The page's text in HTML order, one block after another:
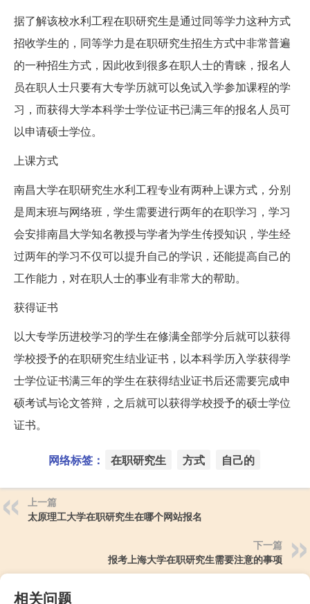
据了解该校水利工程在职研究生是通过同等学力这种方式
招收学生的，同等学力是在职研究生招生方式中非常普遍
的一种招生方式，因此收到很多在职人士的青睐，报名人
员在职人士只要有大专学历就可以免试入学参加课程的学
习，而获得大学本科学士学位证书已满三年的报名人员可
以申请硕士学位。
上课方式
南昌大学在职研究生水利工程专业有两种上课方式，分别
是周末班与网络班，学生需要进行两年的在职学习，学习
会安排南昌大学知名教授与学者为学生传授知识，学生经
过两年的学习不仅可以提升自己的学识，还能提高自己的
工作能力，对在职人士的事业有非常大的帮助。
获得证书
以大专学历进校学习的学生在修满全部学分后就可以获得
学校授予的在职研究生结业证书，以本科学历入学获得学
士学位证书满三年的学生在获得结业证书后还需要完成申
硕考试与论文答辩，之后就可以获得学校授予的硕士学位
证书。
网络标签： 在职研究生 方式 自己的
上一篇
太原理工大学在职研究生在哪个网站报名
下一篇
报考上海大学在职研究生需要注意的事项
相关问题